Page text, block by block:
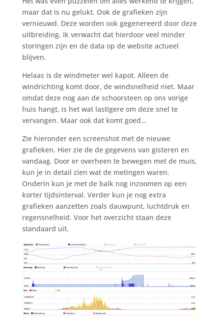
maar dat is nu gelukt. Ook de grafieken zijn
vernieuwd. Deze worden ook gegenereerd door deze
uitbreiding. Ik verwacht dat hierdoor veel minder
storingen zijn en de data op de website actueel
blijven.
Helaas is de windmeter wel kapot. Alleen de
windrichting komt door, de windsnelheid niet. Maar
omdat deze nog aan de schoorsteen op ons vorige
huis hangt, is het wat lastigere om deze snel te
vervangen. Maar ook dat komt goed…
Zie hieronder een screenshot met de nieuwe
grafieken. Hier zie de de gegevens van gisteren en
vandaag. Door er overheen te bewegen met de muis,
kun je in detail zien wat de metingen waren.
Onderin kun je met de balk nog inzoomen op een
korter tijdsinterval. Verder kun je nog extra
grafieken aanzetten zoals dauwpunt, luchtdruk en
regensnelheid. Voor het overzicht staan deze
standaard uit.